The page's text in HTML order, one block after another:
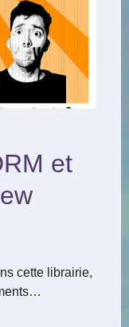
et
cette librairie,